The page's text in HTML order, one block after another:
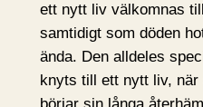
ett nytt liv välkomnas
samtidigt som döden
ända. Den alldeles
knyts till ett nytt liv, när